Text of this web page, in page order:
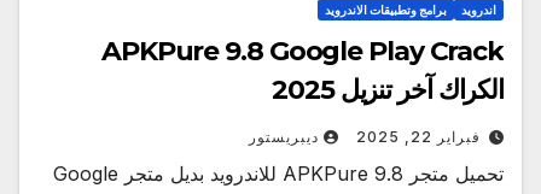
اندرويد برامج وتطبيقات الاندرويد
APKPure 9.8 Google Play Crack
الكراك آخر تنزيل 2025
فبراير 22, 2025 ديبريستور
تحميل متجر APKPure 9.8 للاندرويد بديل متجر Google